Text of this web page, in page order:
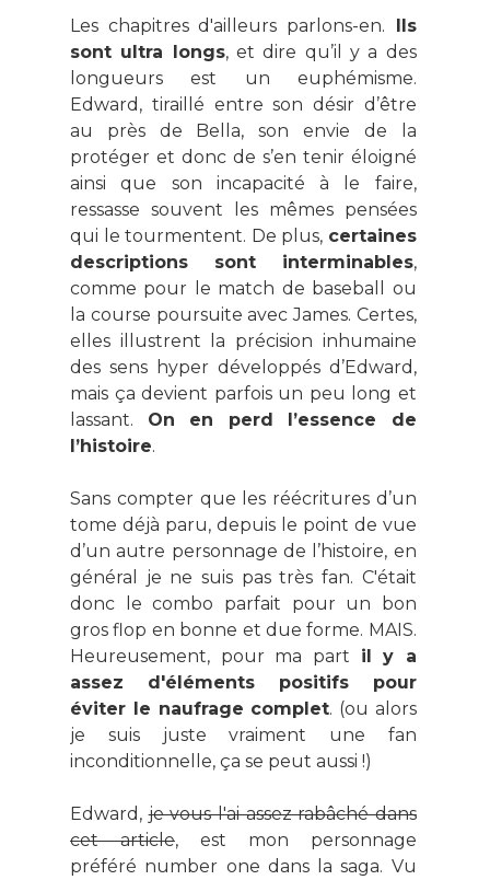
Les chapitres d'ailleurs parlons-en. Ils
sont ultra longs, et dire qu’il y a des
longueurs est un euphémisme.
Edward, tiraillé entre son désir d’être
au près de Bella, son envie de la
protéger et donc de s’en tenir éloigné
ainsi que son incapacité à le faire,
ressasse souvent les mêmes pensées
qui le tourmentent. De plus, certaines
descriptions sont interminables,
comme pour le match de baseball ou
la course poursuite avec James. Certes,
elles illustrent la précision inhumaine
des sens hyper développés d’Edward,
mais ça devient parfois un peu long et
lassant. On en perd l’essence de
l’histoire.
Sans compter que les réécritures d’un
tome déjà paru, depuis le point de vue
d’un autre personnage de l’histoire, en
général je ne suis pas très fan. C'était
donc le combo parfait pour un bon
gros flop en bonne et due forme. MAIS.
Heureusement, pour ma part il y a
assez d'éléments positifs pour
éviter le naufrage complet. (ou alors
je suis juste vraiment une fan
inconditionnelle, ça se peut aussi !)
Edward,je vous l'ai assez rabâché dans
cet article, est mon personnage
préféré number one dans la saga. Vu